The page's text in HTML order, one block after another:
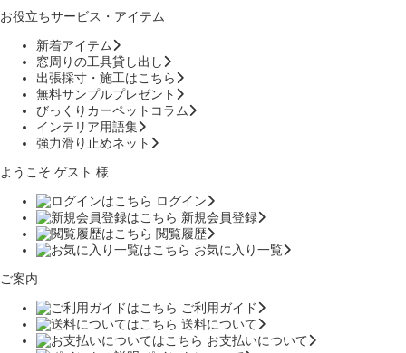
お役立ちサービス・アイテム
新着アイテム
窓周りの工具貸し出し
出張採寸・施工はこちら
無料サンプルプレゼント
びっくりカーペットコラム
インテリア用語集
強力滑り止めネット
ようこそ ゲスト 様
ログイン
新規会員登録
閲覧履歴
お気に入り一覧
ご案内
ご利用ガイド
送料について
お支払いについて